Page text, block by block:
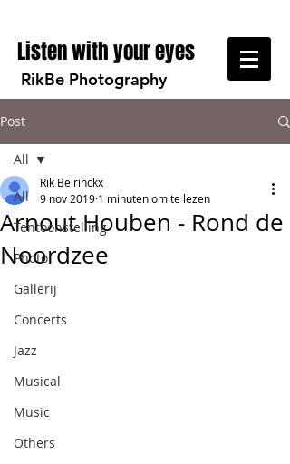
Listen with your eyes
RikBe Photography
Post
All
Tentoonstelling
Photo
Gallerij
Concerts
Jazz
Musical
Music
Others
All
Arnout Houben - Rond de
Noordzee
Rik Beirinckx
9 nov 2019 1 minuten om te lezen